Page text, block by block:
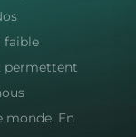
faible
permettent
monde. En